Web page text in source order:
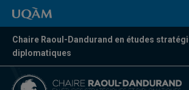
Chaire Raoul-Dandurand en études
diplomatiques